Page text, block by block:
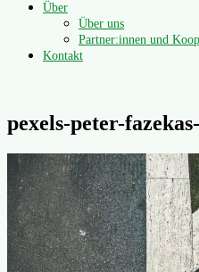
Über
Über uns
Partner:innen und
Kontakt
pexels-peter-